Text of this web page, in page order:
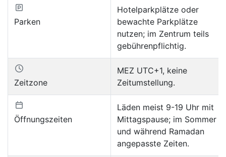
Parken
Hotelparkplätze oder
bewachte Parkplätze
nutzen; im Zentrum teils
gebührenpflichtig.
Zeitzone
MEZ UTC+1, keine
Zeitumstellung.
Öffnungszeiten
Läden meist 9-19 Uhr mit
Mittagspause; im Sommer
und während Ramadan
angepasste Zeiten.